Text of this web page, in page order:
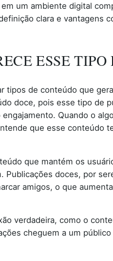
um ambiente digital
clara e vantagens
ESSE
tipos de conteúdo que
doce, pois esse tipo de
Quando o
que esse conteúdo
que mantém os
doces, por
amigos, o que
verdadeira, como o
cheguem a um